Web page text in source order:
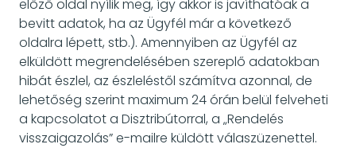
előző oldal nyílik meg, így akkor is javíthatóak a
bevitt adatok, ha az Ügyfél már a következő
oldalra lépett, stb.). Amennyiben az Ügyfél az
elküldött megrendelésében szereplő adatokban
hibát észlel, az észleléstől számítva azonnal, de
lehetőség szerint maximum 24 órán belül felveheti
a kapcsolatot a Disztribútorral, a „Rendelés
visszaigazolás” e-mailre küldött válaszüzenettel.